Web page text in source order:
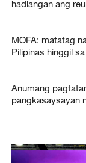
hadlangan ang
MOFA: matatag
Pilipinas hinggil sa
Anumang
pangkasaysayan